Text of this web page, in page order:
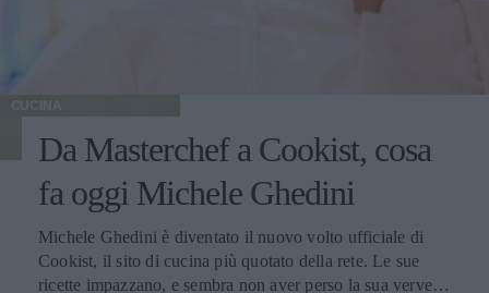
CUCINA
Da Masterchef a Cookist, cosa
fa oggi Michele Ghedini
Michele Ghedini è diventato il nuovo volto ufficiale di
Cookist, il sito di cucina più quotato della rete. Le sue
ricette impazzano, e sembra non aver perso la sua verve